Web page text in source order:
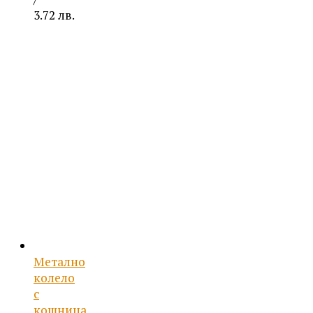
3.72 лв.
Метално
колело
с